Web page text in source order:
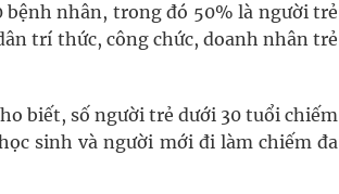
nhân, trong đó 50% là người trẻ
trí thức, công chức, doanh nhân trẻ
biết, số người trẻ dưới 30 tuổi chiếm
sinh và người mới đi làm chiếm đa